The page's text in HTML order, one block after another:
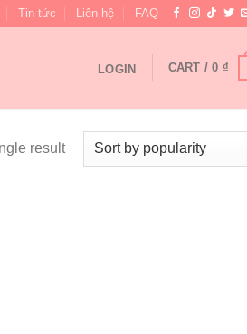
Tin tức Liên hệ FAQ
LOGIN CART /0 ₫
result